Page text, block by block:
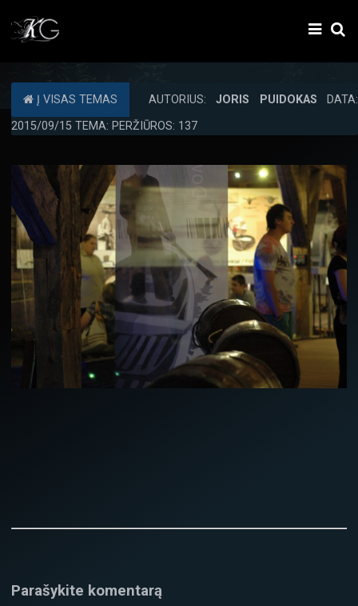
Į VISAS TEMAS AUTORIUS: JORIS PUIDOKAS DATA:
2015/09/15 TEMA: PERŽIŪROS: 137
Parašykite komentarą